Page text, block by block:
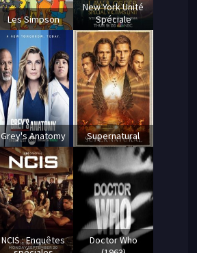
Les Simpson
New York Unité
Spéciale
Grey's Anatomy Supernatural
NCIS : Enquêtes
Doctor Who